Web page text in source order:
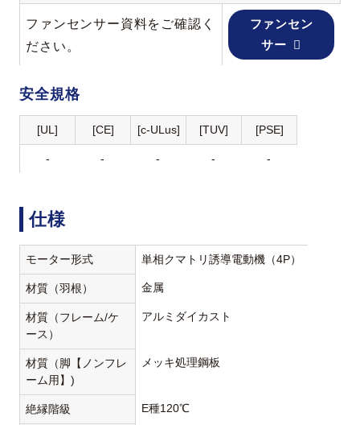
ファンセンサー資料をご確認く
ださい。
ファンセン
サー
安全規格
[UL] [CE] [c-ULus] [TUV] [PSE]
- - - - -
仕様
モーター形式 単相クマトリ誘導電動機（4P）
材質（羽根） 金属
材質（フレーム/ケ
ース）
アルミダイカスト
材質（脚【ノンフレ
ーム用】)
メッキ処理鋼板
絶縁階級 E種120℃